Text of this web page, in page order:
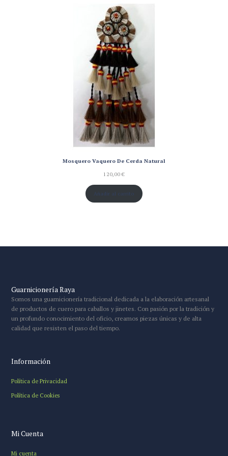
Mosquero Vaquero De Cerda Natural
120,00€
Añadir al carrito
Guarnicionería Raya
Somos una guarnicionería tradicional dedicada a la elaboración artesanal
de productos de cuero para caballos y jinetes. Con pasión por la tradición y
un profundo conocimiento del oficio, creamos piezas únicas y de alta
calidad que resisten el paso del tiempo.
Información
Política de Privacidad
Política de Cookies
Mi Cuenta
Mi cuenta